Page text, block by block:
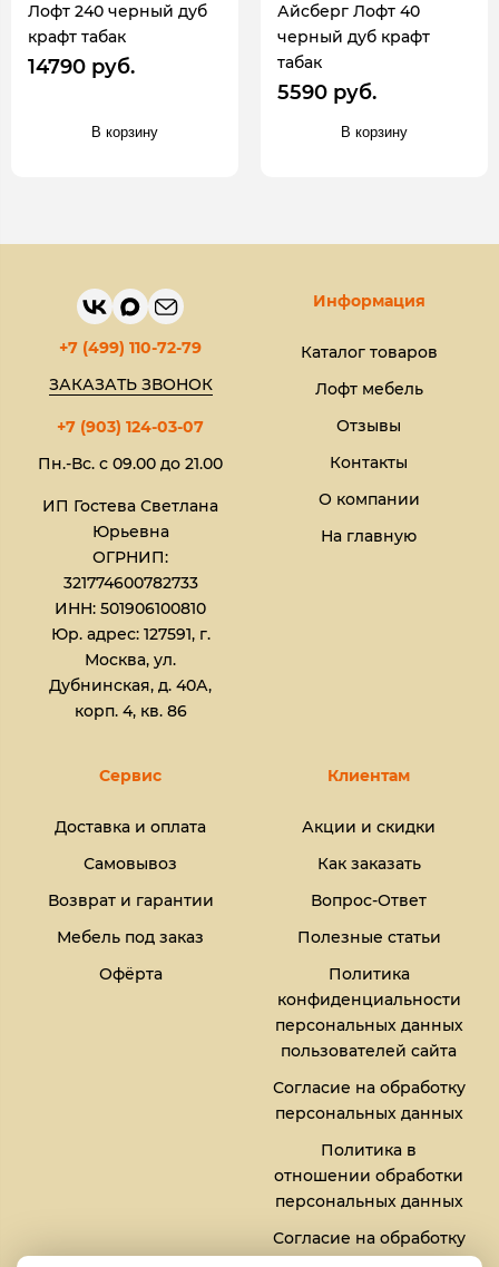
Лофт 240 черный дуб
крафт табак
14790 руб.
В корзину
Айсберг Лофт 40
черный дуб крафт
табак
5590 руб.
В корзину
+7 (499) 110-72-79
ЗАКАЗАТЬ ЗВОНОК
+7 (903) 124-03-07
Пн.-Вс. с 09.00 до 21.00
ИП Гостева Светлана
Юрьевна​
ОГРНИП:
321774600782733
ИНН: 501906100810
Юр. адрес: 127591, г.
Москва, ул.
Дубнинская, д. 40А,
корп. 4, кв. 86
Информация
Каталог товаров
Лофт мебель
Отзывы
Контакты
О компании
На главную
Сервис
Доставка и оплата
Самовывоз
Возврат и гарантии
Мебель под заказ
Офёрта
Клиентам
Акции и скидки
Как заказать
Вопрос-Ответ
Полезные статьи
Политика
конфиденциальности
персональных данных
пользователей сайта
Согласие на обработку
персональных данных
Политика в
отношении обработки
персональных данных
Согласие на обработку